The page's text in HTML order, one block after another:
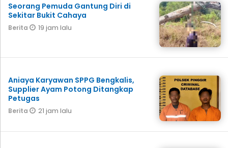
Seorang Pemuda Gantung Diri di
Sekitar Bukit Cahaya
Berita 19 jam lalu
Aniaya Karyawan SPPG Bengkalis,
Supplier Ayam Potong Ditangkap
Petugas
Berita 21 jam lalu